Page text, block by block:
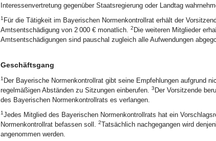
Interessenvertretung gegenüber Staatsregierung oder Landtag
1 Für die Tätigkeit im Bayerischen Normenkontrollrat erhält der
Amtsentschädigung von 2 000 € monatlich. 2 Die weiteren Mitglieder
Amtsentschädigungen sind pauschal zugleich alle Aufwendungen
Geschäftsgang
1 Der Bayerische Normenkontrollrat gibt seine Empfehlungen aufgrund
regelmäßigen Abständen zu Sitzungen einberufen. 3 Der Vorsitzende
des Bayerischen Normenkontrollrats es verlangen.
1Jedes Mitglied des Bayerischen Normenkontrollrats hat ein
Normenkontrollrat befassen soll. 2Tatsächlich nachgegangen wird
angenommen werden.